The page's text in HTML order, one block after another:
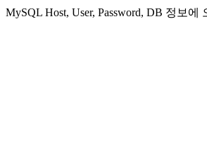
MySQL Host, User, Password, DB 정보에